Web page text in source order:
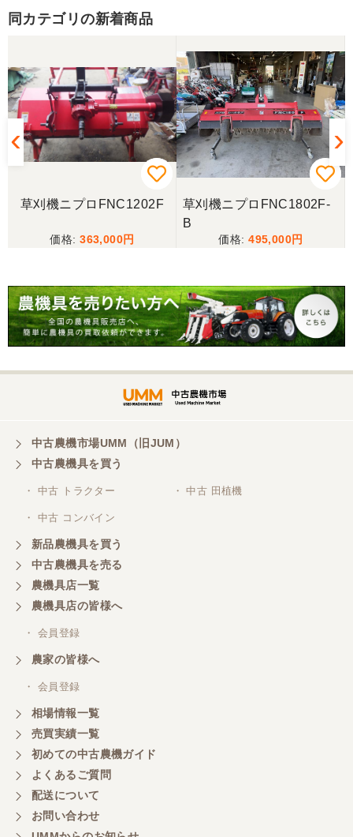
スタッフの鈴木さんが親切で機械に詳しく 丁寧にご
対応頂きました。 ありがとう！ 少し距離はあります
が、今後も農機具を買う際はのうき屋さんを利用し
ようと思います。
三重県／miraisann
写真と現物が違いすぎる
こちらの、対応も、よく、大変、満足、です。
三重県／谷本勝美
こちらの、対応、も、よくして、くれました。
対応も、よくしてくれました、有難うございまし
三重県／山本
対応ありがとうございました。
三重県／山本
共立シュレッターを受け取りました。 状態は問題な
く、エンジンも調子がよさそうです。 ありがとうご
ざいました。
三重県／
嫌な顔をせずに一生懸命頑張ってくれる中山さんに
感謝しています。ここで3台買いましたが、これから
もよろしくお願いしたいです。
三重県／
初めてコンバインを買いに行ったのですが、とても
明るい方に担当していただき細かく説明して下さっ
てとても嬉しかったです。
同カテゴリの新着商品
草刈機ニプロFNC1202F
363,000
草刈機ニプロFNC1802F-
B
495,000
中古農機市場UMM（旧JUM）
中古農機具を買う
・ 中古 トラクター ・ 中古 田植機
・ 中古 コンバイン
新品農機具を買う
中古農機具を売る
農機具店一覧
農機具店の皆様へ
・ 会員登録
農家の皆様へ
・ 会員登録
相場情報一覧
売買実績一覧
初めての中古農機ガイド
よくあるご質問
配送について
お問い合わせ